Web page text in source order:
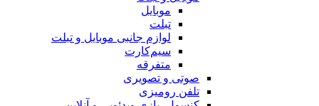
موبایل
تبلت
لوازم جانبی موبایل و تبلت
سیم‌کارت
متفرقه
صوتی و تصویری
تلفن رومیزی